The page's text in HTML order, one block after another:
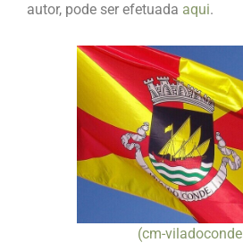
autor, pode ser efetuada aqui.
(cm-